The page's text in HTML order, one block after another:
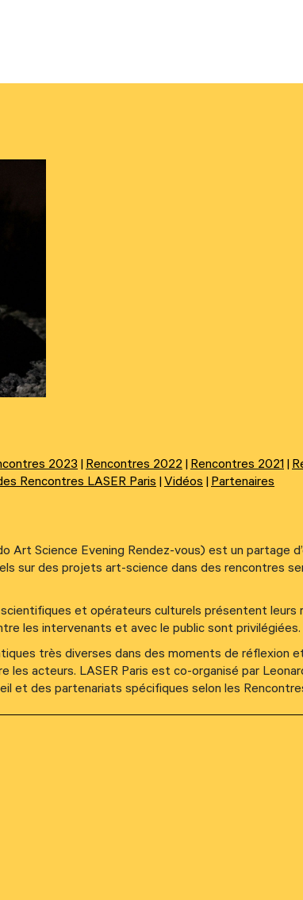
2023 Rencontres 2022 Rencontres 2021
Rencontres LASER Paris Vidéos Partenaires
Art Science Evening Rendez-vous) est un partage
sur des projets art-science dans des rencontres
scientifiques et opérateurs culturels présentent
les intervenants et avec le public sont privilégiées.
très diverses dans des moments de réflexion
les acteurs. LASER Paris est co-organisé par
et des partenariats spécifiques selon les